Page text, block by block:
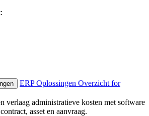
ERP Oplossingen Overzicht for
verlaag administratieve kosten met software
asset en aanvraag.